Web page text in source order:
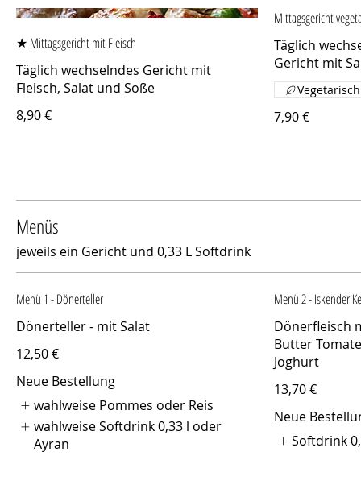
★ Mittagsgericht mit Fleisch
Täglich wechselndes Gericht mit
Fleisch, Salat und Soße
8,90 €
Mittagsgericht
Täglich
Gericht mit
7,90 €
Vegetarisch
Menüs
jeweils ein Gericht und 0,33 L Softdrink
Menü 1 - Dönerteller
Dönerteller - mit Salat
12,50 €
Neue Bestellung
wahlweise Pommes oder Reis
wahlweise Softdrink 0,33 l oder
Ayran
Menü 2 - Iskender
Dönerfleisch
Butter
Joghurt
13,70 €
Neue
Softdrink